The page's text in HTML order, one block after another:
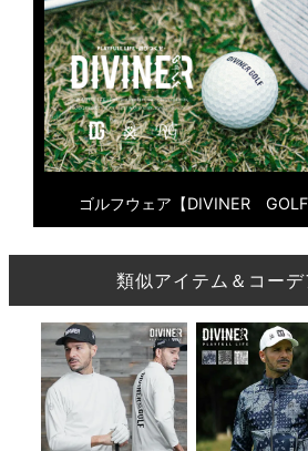
ゴルフウェア【DIVINER
類似アイテム＆コーデ